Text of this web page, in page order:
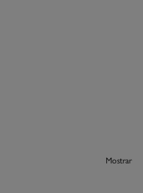
Mostrar